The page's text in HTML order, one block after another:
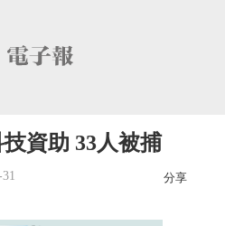
資助 33人被捕
分享